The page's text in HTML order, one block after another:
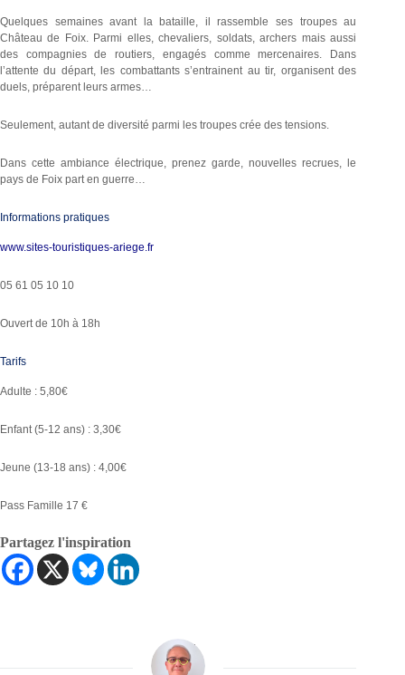
Quelques semaines avant la bataille, il rassemble ses troupes au
Château de Foix. Parmi elles, chevaliers, soldats, archers mais aussi
des compagnies de routiers, engagés comme mercenaires. Dans
l’attente du départ, les combattants s’entrainent au tir, organisent des
duels, préparent leurs armes…
Seulement, autant de diversité parmi les troupes crée des tensions.
Dans cette ambiance électrique, prenez garde, nouvelles recrues, le
pays de Foix part en guerre…
Informations pratiques
www.sites-touristiques-ariege.fr
05 61 05 10 10
Ouvert de 10h à 18h
Tarifs
Adulte : 5,80€
Enfant (5-12 ans) : 3,30€
Jeune (13-18 ans) : 4,00€
Pass Famille 17 €
Partagez l'inspiration